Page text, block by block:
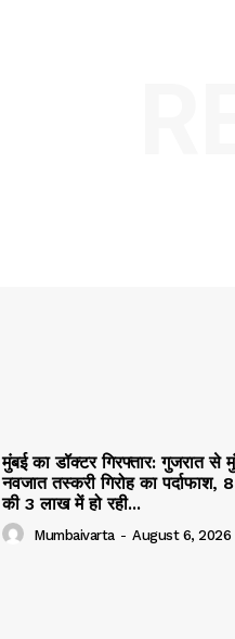
मुंबई का डॉक्टर गिरफ्तार: गुजरात
नवजात तस्करी गिरोह का पर्दाफाश,
की ₹3 लाख में हो रही...
Mumbaivarta - August 6, 2026